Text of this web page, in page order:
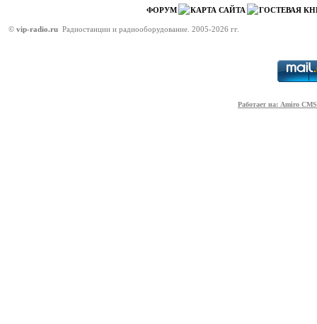
ФОРУМ КАРТА САЙТА ГОСТЕВАЯ
© vip-radio.ru Радиостанции и радиооборудование. 2005-2026 гг.
Работает на: Amiro CMS